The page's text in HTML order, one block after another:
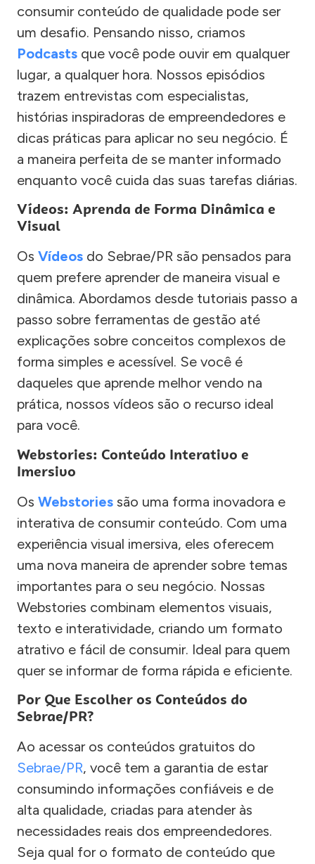
consumir conteúdo de qualidade pode ser
um desafio. Pensando nisso, criamos
Podcasts que você pode ouvir em qualquer
lugar, a qualquer hora. Nossos episódios
trazem entrevistas com especialistas,
histórias inspiradoras de empreendedores e
dicas práticas para aplicar no seu negócio. É
a maneira perfeita de se manter informado
enquanto você cuida das suas tarefas diárias.
Vídeos: Aprenda de Forma Dinâmica e
Visual
Os Vídeos do Sebrae/PR são pensados para
quem prefere aprender de maneira visual e
dinâmica. Abordamos desde tutoriais passo a
passo sobre ferramentas de gestão até
explicações sobre conceitos complexos de
forma simples e acessível. Se você é
daqueles que aprende melhor vendo na
prática, nossos vídeos são o recurso ideal
para você.
Webstories: Conteúdo Interativo e
Imersivo
Os Webstories são uma forma inovadora e
interativa de consumir conteúdo. Com uma
experiência visual imersiva, eles oferecem
uma nova maneira de aprender sobre temas
importantes para o seu negócio. Nossas
Webstories combinam elementos visuais,
texto e interatividade, criando um formato
atrativo e fácil de consumir. Ideal para quem
quer se informar de forma rápida e eficiente.
Por Que Escolher os Conteúdos do
Sebrae/PR?
Ao acessar os conteúdos gratuitos do
Sebrae/PR, você tem a garantia de estar
consumindo informações confiáveis e de
alta qualidade, criadas para atender às
necessidades reais dos empreendedores.
Seja qual for o formato de conteúdo que